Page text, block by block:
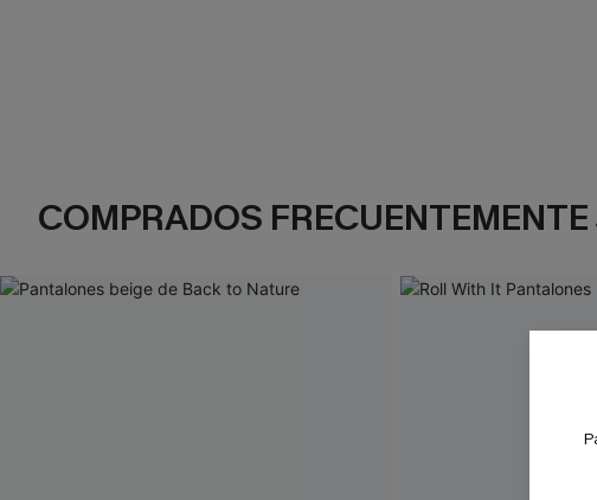
COMPRADOS